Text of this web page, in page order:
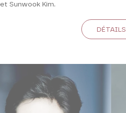
et Sunwook Kim.
DÉTAILS